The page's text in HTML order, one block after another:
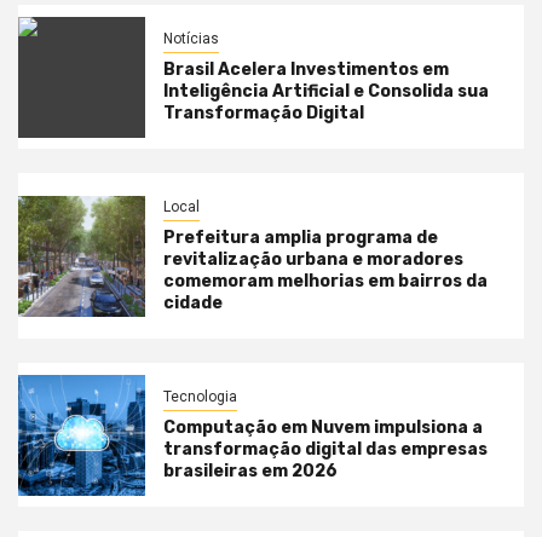
Notícias
Brasil Acelera Investimentos em
Inteligência Artificial e Consolida sua
Transformação Digital
Local
Prefeitura amplia programa de
revitalização urbana e moradores
comemoram melhorias em bairros da
cidade
Tecnologia
Computação em Nuvem impulsiona a
transformação digital das empresas
brasileiras em 2026